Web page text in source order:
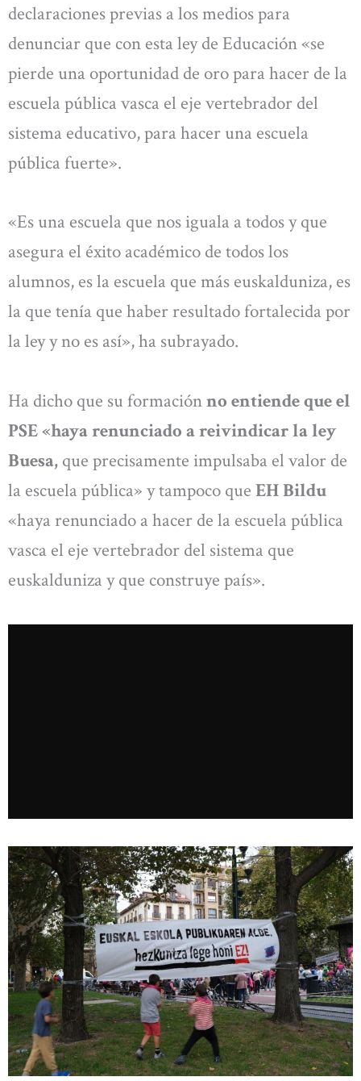
declaraciones previas a los medios para
denunciar que con esta ley de Educación «se
pierde una oportunidad de oro para hacer de la
escuela pública vasca el eje vertebrador del
sistema educativo, para hacer una escuela
pública fuerte».
«Es una escuela que nos iguala a todos y que
asegura el éxito académico de todos los
alumnos, es la escuela que más euskalduniza, es
la que tenía que haber resultado fortalecida por
la ley y no es así», ha subrayado.
Ha dicho que su formaciónno entiende que el
PSE «haya renunciado a reivindicar la ley
Buesa, que precisamente impulsaba el valor de
la escuela pública» y tampoco que EH Bildu
«haya renunciado a hacer de la escuela pública
vasca el eje vertebrador del sistema que
euskalduniza y que construye país».